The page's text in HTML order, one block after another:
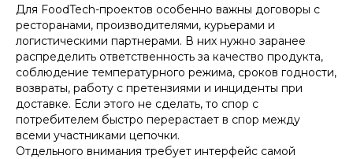
Для FoodTech-проектов особенно важны договоры с
ресторанами, производителями, курьерами и
логистическими партнерами. В них нужно заранее
распределить ответственность за качество продукта,
соблюдение температурного режима, сроков годности,
возвраты, работу с претензиями и инциденты при
доставке. Если этого не сделать, то спор с
потребителем быстро перерастает в спор между
всеми участниками цепочки.
Отдельного внимания требует интерфейс самой
Отправить
Нажимая кнопку «Отправить», вы даетесогласиена
обработку персональных данных в соответствии с